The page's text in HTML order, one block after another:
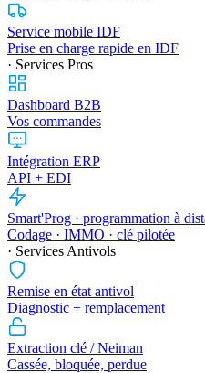
Service mobile IDF
Prise en charge rapide en IDF
· Services Pros
Dashboard B2B
Vos commandes
Intégration ERP
API + EDI
Smart'Prog · programmation à
Codage · IMMO · clé pilotée
· Services Antivols
Remise en état antivol
Diagnostic + remplacement
Extraction clé / Neiman
Cassée, bloquée, perdue